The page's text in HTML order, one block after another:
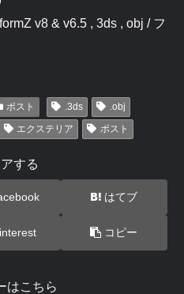
v8 & v6.5 , 3ds , obj / フ
ポスト .3ds
.obj
エクステリア ポスト
する
はてブ
コピー
はこちら